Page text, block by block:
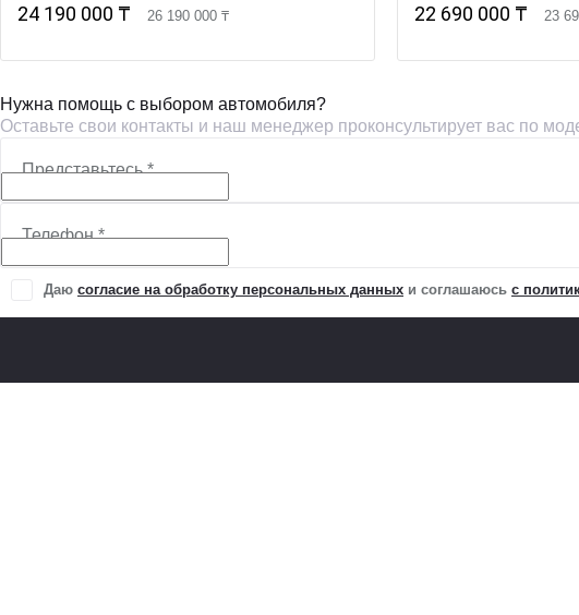
24 190 000 ₸ 26 190 000 ₸ 22 690 000 ₸ 23
Нужна помощь с выбором автомобиля?
Оставьте свои контакты и наш менеджер проконсультирует вас по
Представьтесь*
Телефон*
Даю согласие на обработку персональных данных и соглашаюсь с